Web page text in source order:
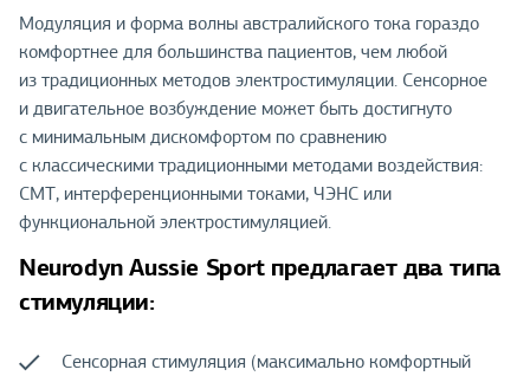
Модуляция и форма волны австралийского тока гораздо
комфортнее для большинства пациентов, чем любой
из традиционных методов электростимуляции. Сенсорное
и двигательное возбуждение может быть достигнуто
с минимальным дискомфортом по сравнению
с классическими традиционными методами воздействия:
СМТ, интерференционными токами, ЧЭНС или
функциональной электростимуляцией.
Neurodyn Aussie Sport предлагает два типа
стимуляции:
Сенсорная стимуляция (максимально комфортный